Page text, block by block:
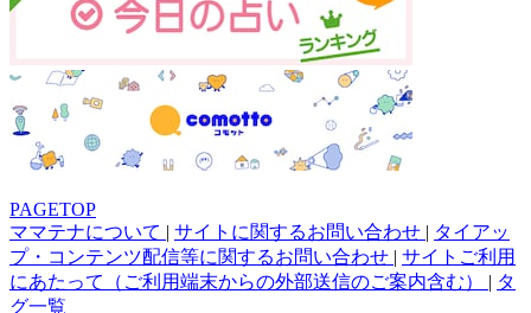
PAGETOP
ママテナについて | サイトに関するお問い合わせ | タイアッ
プ・コンテンツ配信等に関するお問い合わせ | サイトご利用
にあたって（ご利用端末からの外部送信のご案内含む） | タ
グ一覧